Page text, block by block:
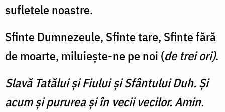
sufletele noastre.
Sfinte Dumnezeule, Sfinte tare, Sfinte fără
de moarte, miluiește-ne pe noi (de trei ori).
Slavă Tatălui și Fiului și Sfântului Duh. Și
acum și pururea și în vecii vecilor. Amin.